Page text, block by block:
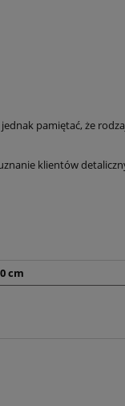
pamiętać, że
klientów
cm